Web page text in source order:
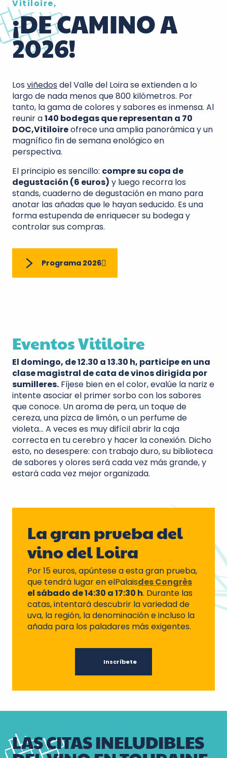
Vitiloire,
¡DE CAMINO A
2026!
Losviñedosdel Valle del Loira se extienden a lo
largo de nada menos que 800 kilómetros. Por
tanto, la gama de colores y sabores es inmensa. Al
reunir a140 bodegas que representan a 70
DOC,Vitiloireofrece una amplia panorámica y un
magnífico fin de semana enológico en
perspectiva.
El principio es sencillo: compre su copa de
degustación (6 euros) y luego recorra los
stands, cuaderno de degustación en mano para
anotar las añadas que le hayan seducido. Es una
forma estupenda de enriquecer su bodega y
controlar sus compras.
Programa 2026
Eventos Vitiloire
El domingo, de 12.30 a 13.30 h, participe en una
clase magistral de cata de vinos dirigida por
sumilleres. Fíjese bien en el color, evalúe la nariz e
intente asociar el primer sorbo con los sabores
que conoce. Un aroma de pera, un toque de
cereza, una pizca de limón, o un perfume de
violeta… A veces es muy difícil abrir la caja
correcta en tu cerebro y hacer la conexión. Dicho
esto, no desespere: con trabajo duro, su biblioteca
de sabores y olores será cada vez más grande, y
estará cada vez mejor organizada.
La gran prueba del
vino del Loira
Por 15 euros, apúntese a esta gran prueba,
que tendrá lugar en elPalaisdes Congrès
el sábado de 14:30 a 17:30 h. Durante las
catas, intentará descubrir la variedad de
uva, la región, la denominación e incluso la
añada para los paladares más exigentes.
Inscríbete
LAS CITAS INELUDIBLES